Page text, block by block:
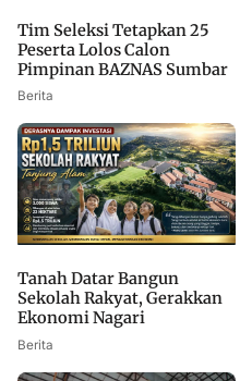
Tim Seleksi Tetapkan 25
Peserta Lolos Calon
Pimpinan BAZNAS Sumbar
Berita
Tanah Datar Bangun
Sekolah Rakyat, Gerakkan
Ekonomi Nagari
Berita